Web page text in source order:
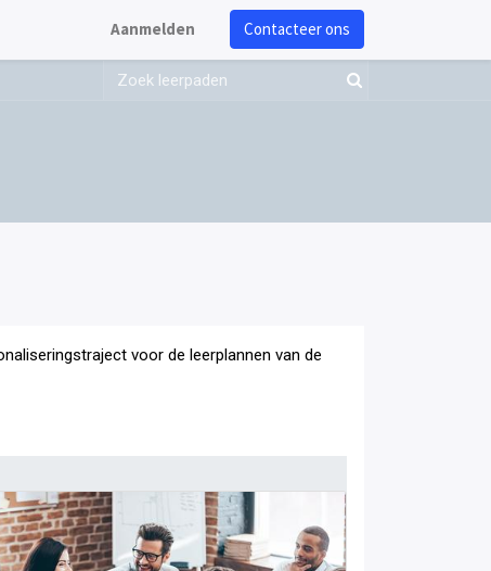
Aanmelden Contacteer ons
voor de leerplannen van de